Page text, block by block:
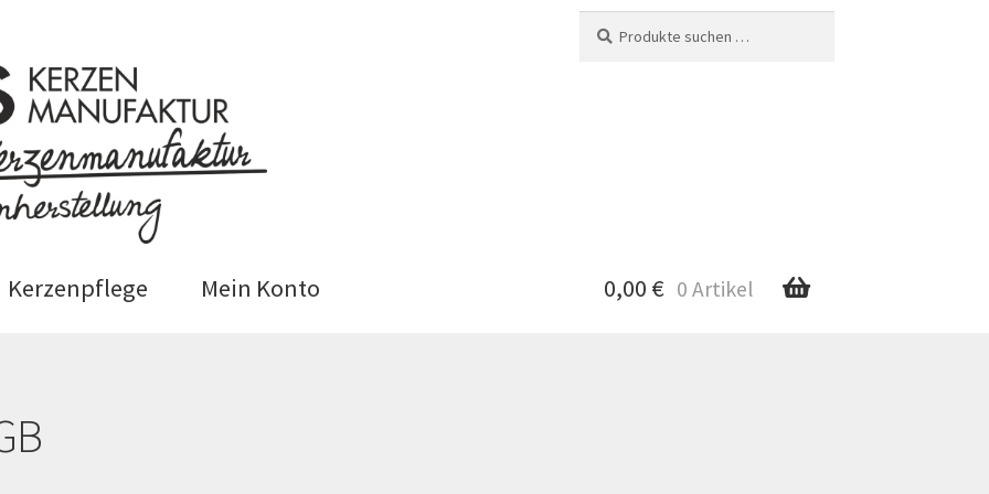
nach:
Kerzenpflege Mein Konto 0,00 € 0 Artikel